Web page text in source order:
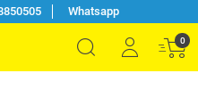
Whatsapp
0